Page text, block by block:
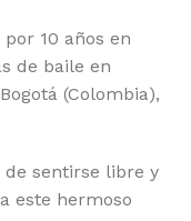
10 años en
de baile en
(Colombia),
sentirse libre y
este hermoso